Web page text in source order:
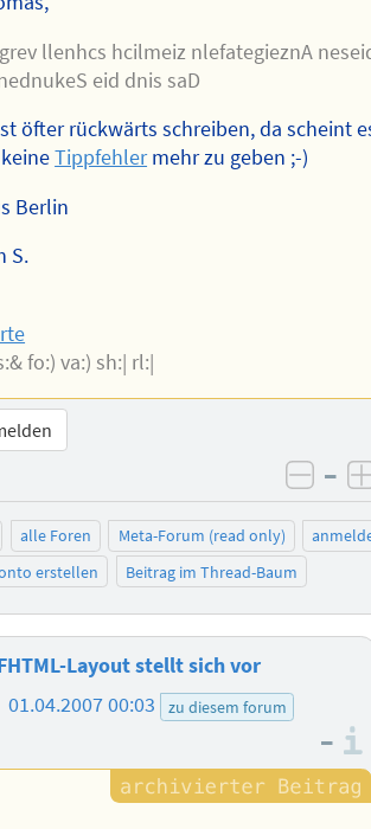
llenhcs hcilmeiz nlefategieznA
eid dnis saD
öfter rückwärts schreiben, da scheint
keineTippfehlermehr zu geben ;-)
Berlin
S.
fo:) va:) sh:| rl:|
–
alle Foren Meta-Forum (read only)
erstellen
Beitrag im Thread-Baum
Layout stellt sich vor
01.04.2007 00:03 zu diesem forum
–